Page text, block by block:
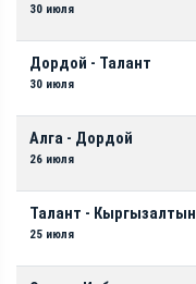
30 июля
Дордой - Талант
30 июля
Алга - Дордой
26 июля
Талант - Кыргызалтын
25 июля